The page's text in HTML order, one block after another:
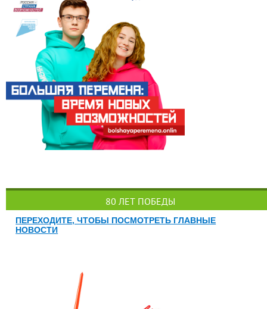
80 ЛЕТ ПОБЕДЫ
ПЕРЕХОДИТЕ, ЧТОБЫ ПОСМОТРЕТЬ ГЛАВНЫЕ
НОВОСТИ